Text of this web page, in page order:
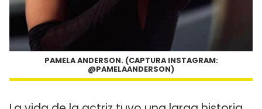
PAMELA ANDERSON. (CAPTURA INSTAGRAM:
@PAMELAANDERSON)